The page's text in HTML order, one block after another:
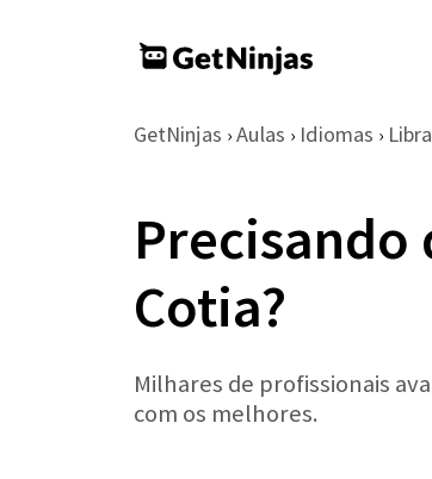
GetNinjas › Aulas › Idiomas ›
Precisando
Cotia?
Milhares de profissionais
com os melhores.